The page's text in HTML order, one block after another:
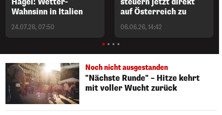
Wahnsinn in Italien
24.07.26, 07:50
auf Österreich zu
06.06.26, 14:42
Noch nicht ausgestanden
"Nächste Runde" – Hitze kehrt
mit voller Wucht zurück